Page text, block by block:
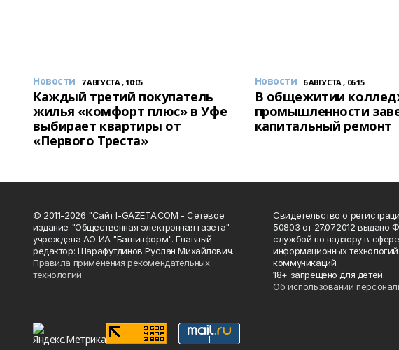
Новости 7 АВГУСТА , 10:05
Каждый третий покупатель
жилья «комфорт плюс» в Уфе
выбирает квартиры от
«Первого Треста»
Новости 6 АВГУСТА , 06:15
В общежитии
промышленности
капитальный ремонт
© 2011-2026 "Сайт I-GAZETA.COM - Сетевое
издание "Общественная электронная газета"
учреждена АО ИА "Башинформ". Главный
редактор: Шарафутдинов Руслан Михайлович.
Правила применения рекомендательных
технологий
Свидетельство о
50803 от 27.07.2012 выдано
службой по надзору в
информационных
коммуникаций.
18+ запрещено для детей.
Об использовании